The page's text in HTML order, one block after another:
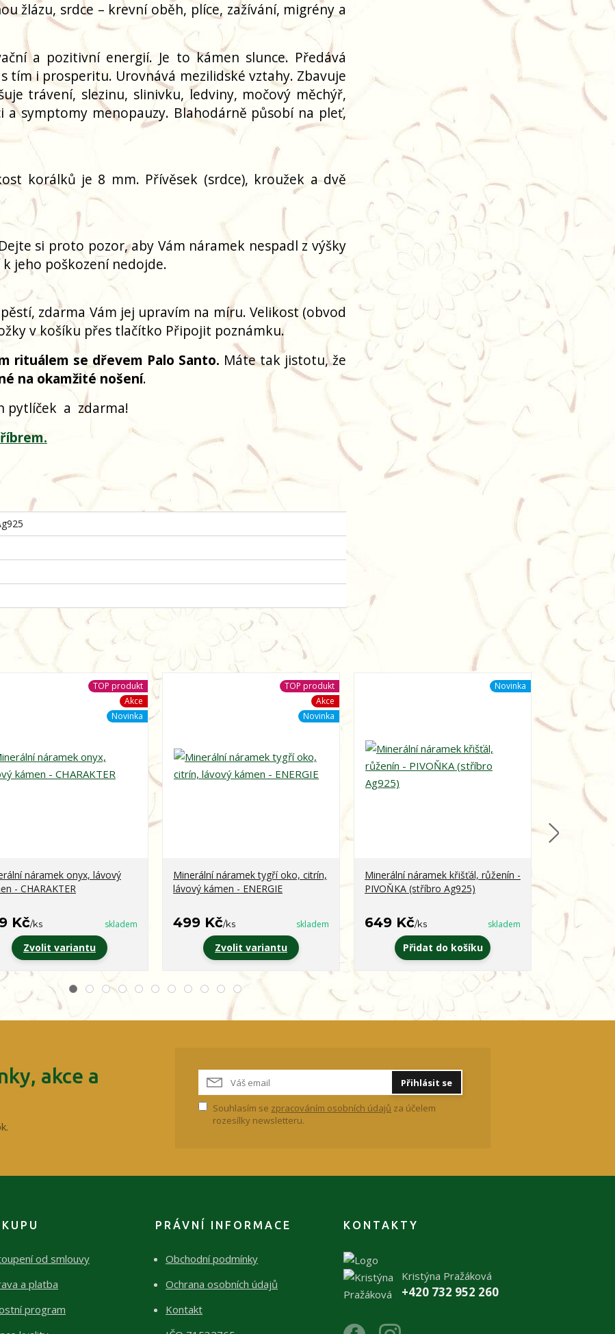
žlázu, srdce – krevní oběh, plíce, zažívání, migrény a
a pozitivní energií. Je to kámen slunce. Předává
tím i prosperitu. Urovnává mezilidské vztahy. Zbavuje
trávení, slezinu, slinivku, ledviny, močový měchýř,
a symptomy menopauzy. Blahodárně působí na pleť,
korálků je 8 mm. Přívěsek (srdce), kroužek a dvě
si proto pozor, aby Vám náramek nespadl z výšky
jeho poškození nedojde.
zdarma Vám jej upravím na míru. Velikost (obvod
v košíku přes tlačítko Připojit poznámku.
rituálem se dřevem Palo Santo. Máte tak jistotu, že
na okamžité nošení.
pytlíček a zdarma!
TOP produkt
Akce
Novinka
náramek onyx, lávový
- CHARAKTER
Kč/ks skladem
Zvolit variantu
TOP produkt
Akce
Novinka
Minerální náramek tygří oko, citrín,
lávový kámen - ENERGIE
499 Kč/ks skladem
Zvolit variantu
Novinka
Minerální náramek křišťál, růženín -
PIVOŇKA (stříbro Ag925)
649 Kč/ks skladem
Přidat do košíku
399 Kč
akce a
Přihlásit se
Souhlasím se zpracováním osobních údajů za účelem
rozesílky newsletteru.
od smlouvy
a platba
program
PRÁVNÍ INFORMACE
Obchodní podmínky
Ochrana osobních údajů
Kontakt
KONTAKTY
Kristýna Pražáková
+420 732 952 260